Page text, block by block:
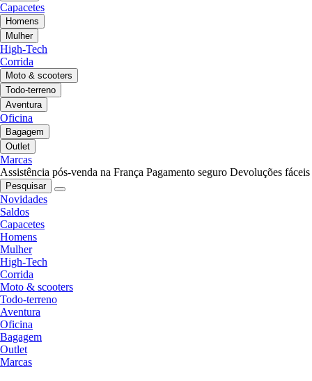
Capacetes
Homens
Mulher
High-Tech
Corrida
Moto & scooters
Todo-terreno
Aventura
Oficina
Bagagem
Outlet
Marcas
Assistência pós-venda na França Pagamento seguro Devoluções fáceis
Pesquisar
Novidades
Saldos
Capacetes
Homens
Mulher
High-Tech
Corrida
Moto & scooters
Todo-terreno
Aventura
Oficina
Bagagem
Outlet
Marcas